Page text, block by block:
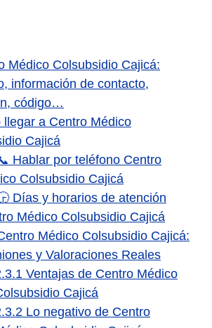
Médico Colsubsidio Cajicá:
información de contacto,
código…
llegar a Centro Médico
Cajicá
Hablar por teléfono Centro
Colsubsidio Cajicá
Días y horarios de atención
Médico Colsubsidio Cajicá
Médico Colsubsidio Cajicá:
y Valoraciones Reales
Ventajas de Centro Médico
Cajicá
Lo negativo de Centro